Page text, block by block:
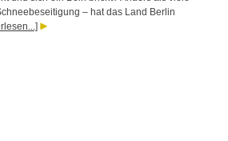
– hat das Land Berlin